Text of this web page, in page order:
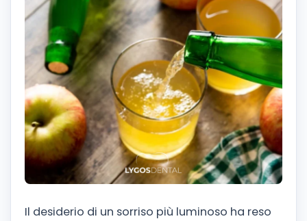
Il desiderio di un sorriso più luminoso ha reso